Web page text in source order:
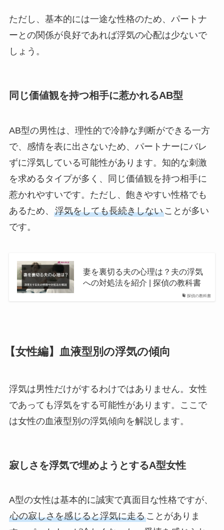
ただし、基本的には一途な性格のため、パートナ
ーとの関係が良好であれば浮気の心配は少ないで
しょう。
同じ価値観を持つ相手に惹かれるAB型
AB型の男性は、理性的で冷静な判断ができる一方
で、感情を表に出さないため、パートナーにバレ
ずに浮気している可能性があります。知的な刺激
を求めるタイプが多く、同じ価値観を持つ相手に
惹かれやすいです。ただし、飽きやすい性格でも
あるため、 浮気をしても長続きしないことが多い
です。
探偵の教科書
妻を裏切る夫の心理は？夫の浮気
への対処法を紹介 | 探偵の教科書
【女性編】血液型別の浮気の傾向
浮気は男性だけがするわけではありません。女性
であっても浮気をする可能性があります。ここで
は女性の血液型別の浮気傾向を解説します。
寂しさを浮気で埋めようとするA型女性
A型の女性は基本的に誠実で真面目な性格ですが、
心の寂しさを感じると浮気に走ることがありま